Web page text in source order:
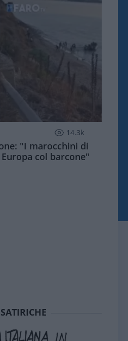
14.3k
"I marocchini di
col barcone"
SATIRICHE